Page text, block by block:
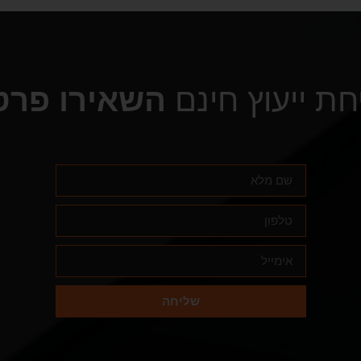
ייעוץ חינם השאירו
שליחה